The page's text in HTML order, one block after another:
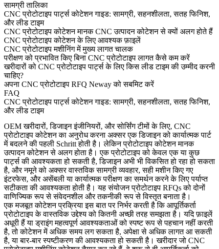
सामग्री तालिका
CNC प्रोटोटाइप पार्ट्स कोटेशन गाइड: सामग्री, सहनशीलता, सतह फिनिश,
और लीड टाइम
CNC प्रोटोटाइप कोटेशन मानक CNC उत्पादन कोटेशन से क्यों अलग होते हैं
CNC प्रोटोटाइप कोटेशन के लिए आवश्यक फ़ाइलें
CNC प्रोटोटाइप मशीनिंग में मुख्य लागत चालक
परीक्षण को प्रभावित किए बिना CNC प्रोटोटाइप लागत कैसे कम करें
खरीदारों को CNC प्रोटोटाइप पार्ट्स के लिए किस लीड टाइम की उम्मीद करनी
चाहिए?
अपना CNC प्रोटोटाइप RFQ Neway को सबमिट करें
FAQ
CNC प्रोटोटाइप पार्ट्स कोटेशन गाइड: सामग्री, सहनशीलता, सतह फिनिश,
और लीड टाइम
OEM खरीदारों, डिजाइन इंजीनियरों, और सोर्सिंग टीमों के लिए, CNC
प्रोटोटाइप कोटेशन का अनुरोध करना अक्सर एक डिजाइन को कार्यात्मक पार्ट
में बदलने की पहली Schritt होती है। लेकिन प्रोटोटाइप कोटेशन मानक
उत्पादन कोटेशन से अलग होता है। एक प्रोटोटाइप को केवल एक या कुछ
पार्ट्स की आवश्यकता हो सकती है, डिजाइन अभी भी विकसित हो रहा हो सकता
है, और नमूने को अक्सर वास्तविक सामग्री व्यवहार, सही मशीन किए गए
इंटरफेस, और असेंबली या कार्यात्मक परीक्षण का समर्थन करने के लिए पर्याप्त
सटीकता की आवश्यकता होती है। यह संयोजन प्रोटोटाइप RFQs को दोनों
वाणिज्यिक रूप से संवेदनशील और तकनीकी रूप से विस्तृत बनाता है।
एक मजबूत कोटेशन प्रक्रिया इस बात पर निर्भर करती है कि आपूर्तिकर्ता
प्रोटोटाइप के वास्तविक उद्देश्य को कितनी अच्छी तरह समझता है। यदि फ़ाइलें
अधूरी हैं या ड्राइंग महत्वपूर्ण आवश्यकताओं को स्पष्ट रूप से पहचान नहीं करती
है, तो कोटेशन में अधिक समय लग सकता है, अपेक्षा से अधिक लागत आ सकती
है, या बार-बार स्पष्टीकरण की आवश्यकता हो सकती है। खरीदार जो CNC